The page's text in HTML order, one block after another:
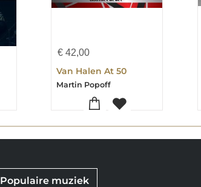
€ 42,00
Van Halen At 50
Martin Popoff
Populaire muziek